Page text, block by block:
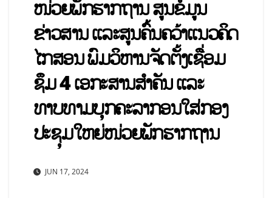
ໜ່ວຍພັກຮາກຖານ ສູນຂໍ້ມູນ
ຂ່າວສານ ແລະສູນຄົ້ນຄວ້າແນວຄິດ
ໄກສອນ ພົມວິຫານຈັດຕັ້ງເຊື່ອມ
ຊຶມ 4 ເອກະສານສໍາຄັນ ແລະ
ທາບທາມບຸກຄະລາກອນໃສ່ກອງ
ປະຊຸມໃຫຍ່ໜ່ວຍພັກຮາກຖານ
JUN 17, 2024